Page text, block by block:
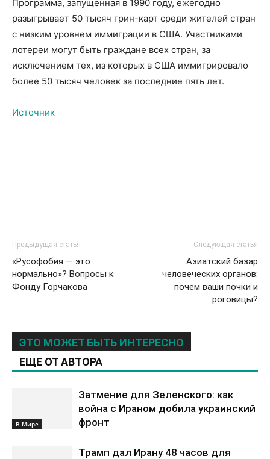
Программа, запущенная в 1990 году, ежегодно
разыгрывает 50 тысяч грин-карт среди жителей стран
с низким уровнем иммиграции в США. Участниками
лотереи могут быть граждане всех стран, за
исключением тех, из которых в США иммигрировало
более 50 тысяч человек за последние пять лет.
Источник
Предыдущая статья
«Русофобия — это
нормально»? Вопросы к
Фонду Горчакова
Следующая статья
Азиатский базар
человеческих органов:
почем ваши почки и
роговицы?
ЭТО МОЖЕТ БЫТЬ ИНТЕРЕСНО
ЕЩЕ ОТ АВТОРА
В Мире
Затмение для Зеленского: как
война с Ираном добила украинский
фронт
Трамп дал Ирану 48 часов для